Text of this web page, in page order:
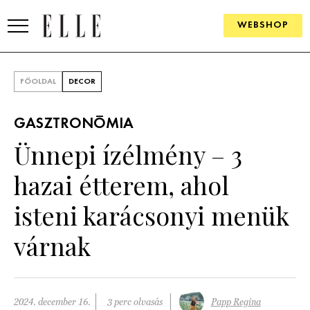
WEBSHOP
SZÉPSÉG
PSZICHÉ
PÁRKAPCSOLAT
FŐOLDAL DECOR
GASZTRONÓMIA
Ünnepi ízélmény – 3
hazai étterem, ahol
isteni karácsonyi menük
várnak
2024. december 16. 3 perc olvasás Papp Regina